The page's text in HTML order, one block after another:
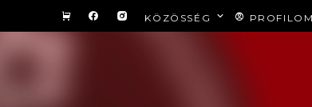
KÖZÖSSÉG PROFILOM